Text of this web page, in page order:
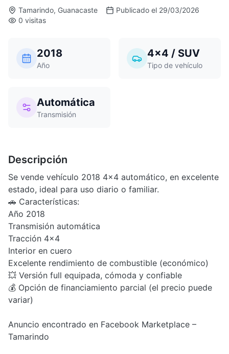
Tamarindo, Guanacaste
Publicado el 29/03/2026
0 visitas
2018
Año
4x4 / SUV
Tipo de vehículo
Automática
Transmisión
Descripción
Se vende vehículo 2018 4x4 automático, en excelente
estado, ideal para uso diario o familiar.
🚗 Características:
Año 2018
Transmisión automática
Tracción 4x4
Interior en cuero
Excelente rendimiento de combustible (económico)
💥 Versión full equipada, cómoda y confiable
💰 Opción de financiamiento parcial (el precio puede
variar)
Anuncio encontrado en Facebook Marketplace –
Tamarindo